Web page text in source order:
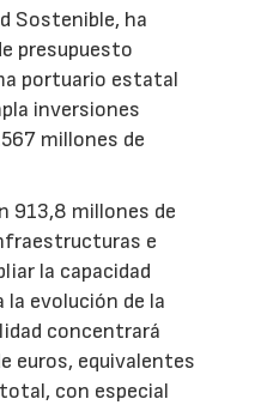
Sostenible, ha
presupuesto
portuario estatal
inversiones
millones de
913,8 millones de
e
la capacidad
la evolución de la
concentrará
euros, equivalentes
con especial